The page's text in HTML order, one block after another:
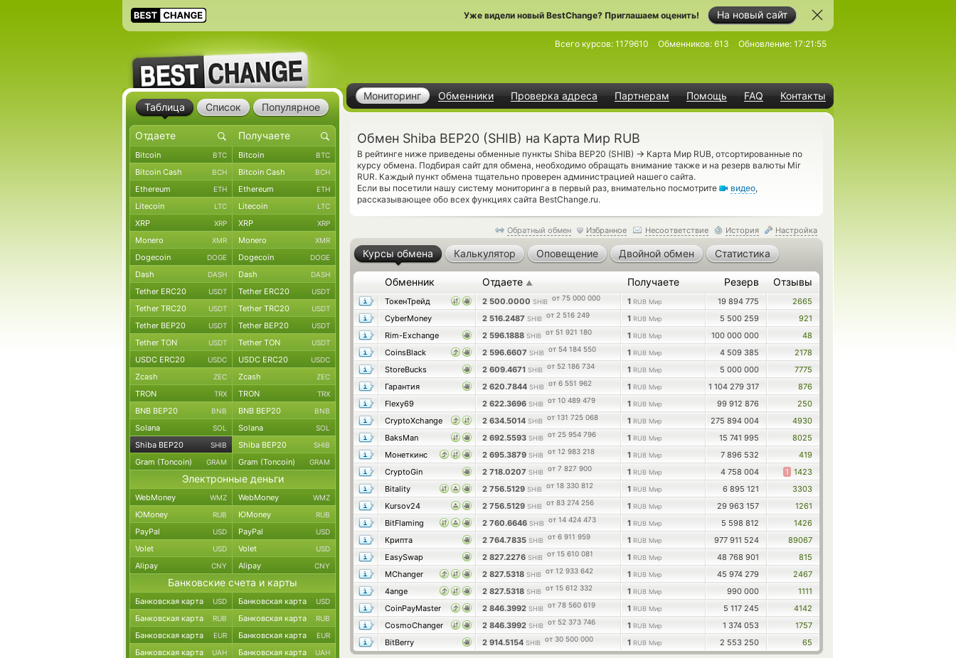
На новый сайт
Уже видели новый BestChange? Приглашаем оценить!
Мониторинг Обменники Проверка адреса Партнерам Помощь FAQ Контакты
Всего курсов: 1179610 Обменников: 613 Обновление: 17:21:55
Обмен Shiba BEP20 (SHIB) на Карта Мир RUB
В рейтинге ниже приведены обменные пункты Shiba BEP20 (SHIB) → Карта Мир RUB, отсортированные по
курсу обмена. Подбирая сайт для обмена, необходимо обращать внимание также и на резерв валюты Mir
RUR. Каждый пункт обмена тщательно проверен администрацией нашего сайта.
Если вы посетили нашу систему мониторинга в первый раз, внимательно посмотрите
видео,
рассказывающее обо всех функциях сайта BestChange.ru.
Обратный обмен Избранное Несоответствие История Настройка
Курсы обмена Калькулятор Оповещение Двойной обмен Статистика
Обменник Отдаете ▲ Получаете Резерв Отзывы
ТокенТрейд 2 500.0000 SHIB от 75 000 000 1 RUB Мир 19 894 775
2665
CyberMoney
2 516.2487 SHIB от 2 516 249 1 RUB Мир 5 500 259
921
Rim-Exchange
2 596.1888 SHIB от 51 921 180 1 RUB Мир 100 000 000
48
CoinsBlack
2 596.6607 SHIB от 54 184 550 1 RUB Мир 4 509 385
2178
StoreBucks
2 609.4671 SHIB от 52 186 734 1 RUB Мир 5 000 000
7775
Гарантия
2 620.7844 SHIB от 6 551 962 1 RUB Мир 1 104 279 317
876
Flexy69
2 622.3696 SHIB от 10 489 479 1 RUB Мир 99 912 876
250
CryptoXchange
2 634.5014 SHIB от 131 725 068 1 RUB Мир 275 894 004
4930
BaksMan
2 692.5593 SHIB от 25 954 796 1 RUB Мир 15 741 995
8025
Монеткинс
2 695.3879 SHIB от 12 983 218 1 RUB Мир 7 896 532
419
CryptoGin
2 718.0207 SHIB от 7 827 900 1 RUB Мир 4 758 004 1 1423
Bitality
2 756.5129 SHIB от 18 330 812 1 RUB Мир 6 895 121
3303
Kursov24
2 756.5129 SHIB от 83 274 256 1 RUB Мир 29 963 157
1261
BitFlaming
2 760.6646 SHIB от 14 424 473 1 RUB Мир 5 598 812
1426
Крипта
2 764.7835 SHIB от 6 911 959 1 RUB Мир 977 911 524
89067
EasySwap
2 827.2276 SHIB от 15 610 081 1 RUB Мир 48 768 901
815
MChanger
2 827.5318 SHIB от 12 933 642 1 RUB Мир 45 974 279
2467
4ange
2 827.5318 SHIB от 15 612 332 1 RUB Мир 990 000
1111
CoinPayMaster
2 846.3992 SHIB от 78 560 619 1 RUB Мир 5 117 245
4142
CosmoChanger
2 846.3992 SHIB от 52 373 746 1 RUB Мир 1 374 053
1757
BitBerry
2 914.5154 SHIB от 30 500 000 1 RUB Мир 2 553 250 65
Таблица Список Популярное
Bitcoin BTC Bitcoin BTC
Bitcoin Cash BCH Bitcoin Cash BCH
Ethereum ETH Ethereum ETH
Litecoin LTC Litecoin LTC
XRP XRP XRP XRP
Monero XMR Monero XMR
Dogecoin DOGE Dogecoin DOGE
Dash DASH Dash DASH
Tether ERC20 USDT Tether ERC20 USDT
Tether TRC20 USDT Tether TRC20 USDT
Tether BEP20 USDT Tether BEP20 USDT
Tether TON USDT Tether TON USDT
USDC ERC20 USDC USDC ERC20 USDC
Zcash ZEC Zcash ZEC
TRON TRX TRON TRX
BNB BEP20 BNB BNB BEP20 BNB
Solana SOL Solana SOL
Shiba BEP20 SHIB Shiba BEP20 SHIB
Gram (Toncoin) GRAM Gram (Toncoin) GRAM
Электронные деньги
WebMoney WMZ WebMoney WMZ
ЮMoney RUB ЮMoney RUB
PayPal USD PayPal USD
Volet USD Volet USD
Alipay CNY Alipay CNY
Банковские счета и карты
Банковская карта USD Банковская карта USD
Банковская карта RUB Банковская карта RUB
Банковская карта EUR Банковская карта EUR
Банковская карта UAH Банковская карта UAH